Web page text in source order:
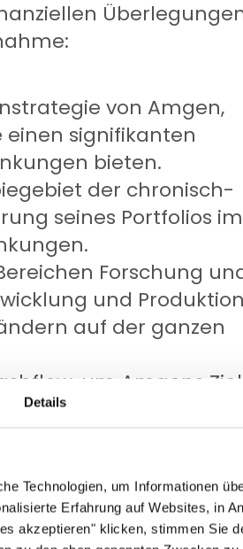
Details
Technologien, um Informationen
Erfahrung auf Websites, in
akzeptieren" klicken, stimmen Sie
von Amgen,
signifikanten
bieten.
der chronisch-
seines Portfolios im
Forschung
und
auf der ganzen
um Amgens
in
im
und ab
Aktie.